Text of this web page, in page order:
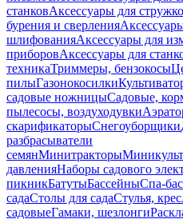
станковАксессуары для
бурения и сверления
шлифованияАксессуары для
приборовАксессуары для
техникаТриммеры, бензокосы
пилыГазонокосилки
садовые ножницыСадовые,
пылесосы, воздуходувки
скарификаторыСнегоуборщики
разбрасыватели
семянМинитракторы
давленияНаборы садового
пикникБатутыБассейныСпа-
садаСтолы для садаСтулья,
садовыеГамаки, шезлонги